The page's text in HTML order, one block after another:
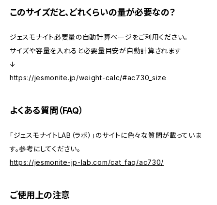
このサイズだと、どれくらいの量が必要なの？
ジェスモナイト必要量の自動計算ページをご利用ください。
サイズや容量を入れると必要量目安が自動計算されます
↓
https://jesmonite.jp/weight-calc/#ac730_size
よくある質問（FAQ）
「ジェスモナイトLAB（ラボ）」のサイトに色々な質問が載っていま
す。参考にしてください。
https://jesmonite-jp-lab.com/cat_faq/ac730/
ご使用上の注意